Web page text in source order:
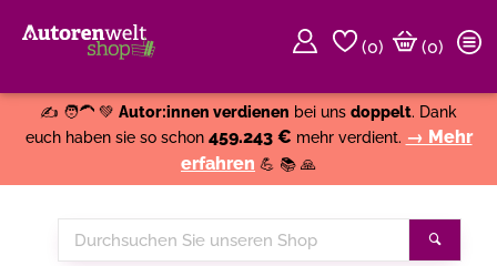
(0)
(0)
✍️ 🧑‍🦱 💚 Autor:innen verdienen bei uns doppelt. Dank
euch haben sie so schon 459.243 € mehr verdient. → Mehr
erfahren 💪 📚 🙏
Durchsuchen
Sie